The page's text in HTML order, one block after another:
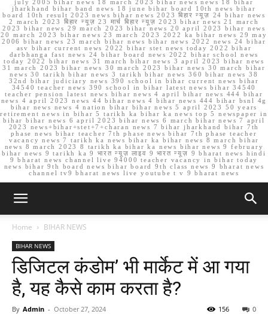
july 2005 bihar news 18 march 2023 bihar news news 18 bihar
jharkhand bihar band news 18 june bihar board 10th news bihar
board 10th result 2023 news bihar news 2023 बिहार न्यूज़ 24 bihar news
2 march 2023 बिहार न्यूज़ 23 मार्च बिहार न्यूज़ 2023 bihar news 21 march
2023 bihar news 29 march 2023 bihar news 20 april 2023 bihar news
20 march 2023 bihar news 23 march 2023 2022 ka bihar news 29 may
2006 bihar news 23 march bihar news bihar news 2022 news 24 bihar
asv bihar current news 2022 bihar stet news today 2022 bihar
darbhanga fast news 24 bihar board news 2022 bihar school news
today 2022 bihar news 31 march bihar news 3 april 2023 bihar news
31 march 2023 bihar news 30 march 2023 bihar news 30 march bihar
news 30 tarikh bihar news 3 tarikh bihar news 360 bihar news 38
32nd bihar judiciary news 390 school in bihar current news bihar
34540 teacher news 390 school in bihar latest news bihar 34540
teacher pension latest news bihar news 4 april bihar news 444 bihar
news 4 april 2023 news 44 bihar news 4 bihar news 444 bihar bsnl 4g
bihar news news 4 nation bihar bihar news 5 april 2023 50 years
retirement news in bihar 5 tarikh ka bihar ka news top 5 newspaper in
bihar bihar news 6 april 2023 bihar news 6 march bihar news 7 april
2023 news+bihar+stet+7+charan news 7 bihar jharkhand bihar 7th
phase news bihar teacher 7th phase news bihar 7th phase teacher
vacancy news 7 tarikh ka news bihar ka bihar news 8 march bihar
news 8 march 2023 8 tarikh ka bihar ka news bihar news 9 february
bihar news 9 tarikh ka 9 भारत न्यूज़ लाइव 9 भारत न्यूज़ 9 bharat news hindi
9 bharat news channel live 94000 teacher vacancy in bihar today
news bihar 9th board news bihar board 9th class news 9 bharat news
channel tv9 bharat news live youtube t v 9 bharat news
Home BIHAR NEWS
BIHAR NEWS
डिजिटल कंडोम’ भी मार्केट में आ गया
है, यह कैसे काम करता है?
By Admin - October 27, 2024 0
156